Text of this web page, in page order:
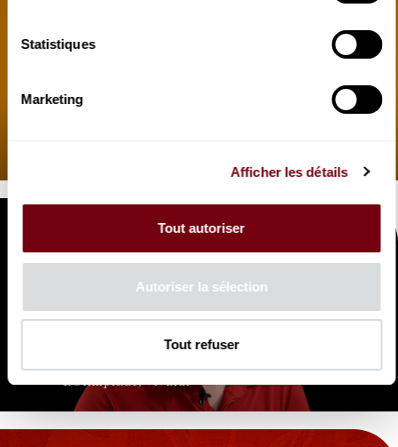
Statistiques
Marketing
Afficher les détails
Tout autoriser
Autoriser la sélection
Tout refuser
VIDEO
OPERA | INTERVIEW
OPERA | INTERVIEW
L'Olimpiade, Vivaldi